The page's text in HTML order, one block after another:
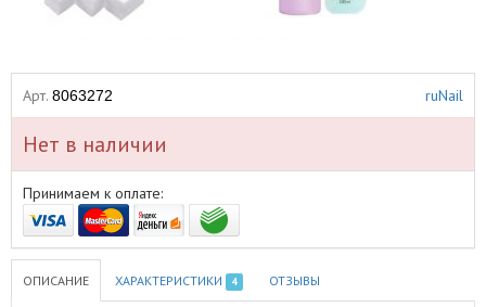
Арт. 8063272 ruNail
Нет в наличии
Принимаем к оплате:
ОПИСАНИЕ ХАРАКТЕРИСТИКИ 4 ОТЗЫВЫ